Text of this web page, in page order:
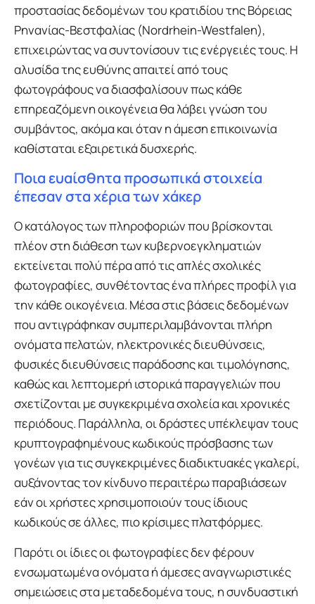
προστασίας δεδομένων του κρατιδίου της Βόρειας
Ρηνανίας-Βεστφαλίας (Nordrhein-Westfalen),
επιχειρώντας να συντονίσουν τις ενέργειές τους. Η
αλυσίδα της ευθύνης απαιτεί από τους
φωτογράφους να διασφαλίσουν πως κάθε
επηρεαζόμενη οικογένεια θα λάβει γνώση του
συμβάντος, ακόμα και όταν η άμεση επικοινωνία
καθίσταται εξαιρετικά δυσχερής.
Ποια ευαίσθητα προσωπικά στοιχεία
έπεσαν στα χέρια των χάκερ
Ο κατάλογος των πληροφοριών που βρίσκονται
πλέον στη διάθεση των κυβερνοεγκληματιών
εκτείνεται πολύ πέρα από τις απλές σχολικές
φωτογραφίες, συνθέτοντας ένα πλήρες προφίλ για
την κάθε οικογένεια. Μέσα στις βάσεις δεδομένων
που αντιγράφηκαν συμπεριλαμβάνονται πλήρη
ονόματα πελατών, ηλεκτρονικές διευθύνσεις,
φυσικές διευθύνσεις παράδοσης και τιμολόγησης,
καθώς και λεπτομερή ιστορικά παραγγελιών που
σχετίζονται με συγκεκριμένα σχολεία και χρονικές
περιόδους. Παράλληλα, οι δράστες υπέκλεψαν τους
κρυπτογραφημένους κωδικούς πρόσβασης των
γονέων για τις συγκεκριμένες διαδικτυακές γκαλερί,
αυξάνοντας τον κίνδυνο περαιτέρω παραβιάσεων
εάν οι χρήστες χρησιμοποιούν τους ίδιους
κωδικούς σε άλλες, πιο κρίσιμες πλατφόρμες.
Παρότι οι ίδιες οι φωτογραφίες δεν φέρουν
ενσωματωμένα ονόματα ή άμεσες αναγνωριστικές
σημειώσεις στα μεταδεδομένα τους, η συνδυαστική